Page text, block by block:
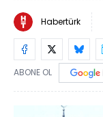
Habertürk
ABONE OL